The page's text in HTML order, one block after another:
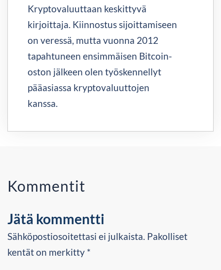
Kryptovaluuttaan keskittyvä
kirjoittaja. Kiinnostus sijoittamiseen
on veressä, mutta vuonna 2012
tapahtuneen ensimmäisen Bitcoin-
oston jälkeen olen työskennellyt
pääasiassa kryptovaluuttojen
kanssa.
Kommentit
Jätä kommentti
Sähköpostiosoitettasi ei julkaista. Pakolliset
kentät on merkitty *